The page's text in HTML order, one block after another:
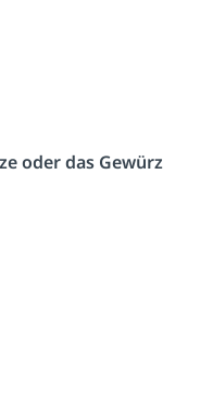
oder das Gewürz